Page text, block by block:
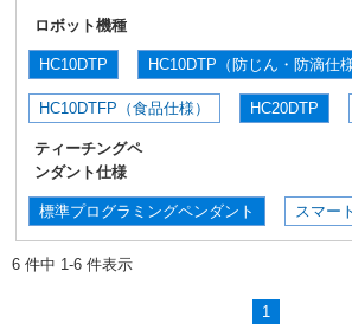
ロボット機種
HC10DTP HC10DTP（防じん・防滴仕様
HC10DTFP（食品仕様） HC20DTP
ティーチングペ
ンダント仕様
標準プログラミングペンダント スマー
6 件中 1-6 件表示
1